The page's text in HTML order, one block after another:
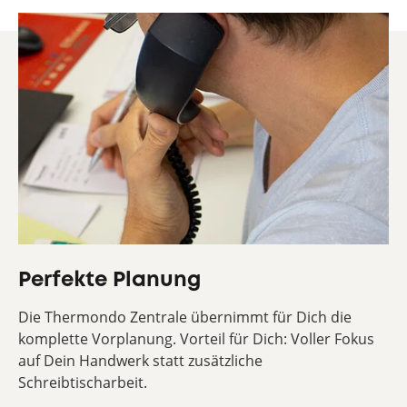
Perfekte Planung
Die Thermondo Zentrale übernimmt für Dich die
komplette Vorplanung. Vorteil für Dich: Voller Fokus
auf Dein Handwerk statt zusätzliche
Schreibtischarbeit.